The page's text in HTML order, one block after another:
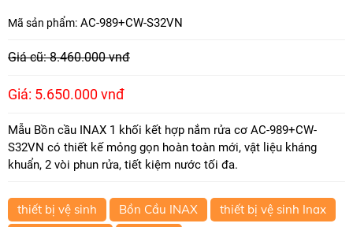
Mã sản phẩm: AC-989+CW-S32VN
Giá cũ: 8.460.000 vnđ
Giá: 5.650.000 vnđ
Mẫu Bồn cầu INAX 1 khối kết hợp nắm rửa cơ AC-989+CW-
S32VN có thiết kế mỏng gọn hoàn toàn mới, vật liệu kháng
khuẩn, 2 vòi phun rửa, tiết kiệm nước tối đa.
thiết bị vệ sinh Bồn Cầu INAX
thiết bị vệ sinh Inax